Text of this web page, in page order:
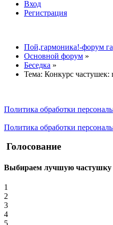
Вход
Регистрация
Пой,гармоника!-форум
Основной форум »
Беседка »
Тема: Конкурс частушек:
Политика обработки
Политика обработки
Голосование
Выбираем лучшую частушку
1
2
3
4
5